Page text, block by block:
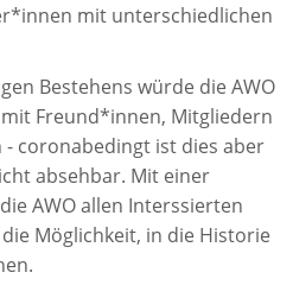
mit unterschiedlichen
Bestehens würde die AWO
Freund*innen, Mitgliedern
coronabedingt ist dies aber
absehbar. Mit einer
AWO allen Interssierten
Möglichkeit, in die Historie